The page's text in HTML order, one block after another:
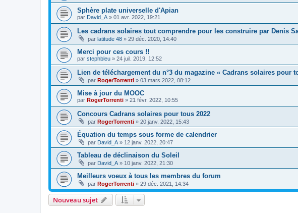
Sphère plate universelle d'Apian
par David_A » 01 avr. 2022, 19:21
Les cadrans solaires tout comprendre pour les construire par Denis
par latitude 48 » 29 déc. 2020, 14:40
Merci pour ces cours !!
par stephbleu » 24 juil. 2019, 12:52
Lien de téléchargement du n°3 du magazine « Cadrans solaires pour
par RogerTorrenti » 03 mars 2022, 08:12
Mise à jour du MOOC
par RogerTorrenti » 21 févr. 2022, 10:55
Concours Cadrans solaires pour tous 2022
par RogerTorrenti » 20 janv. 2022, 15:43
Équation du temps sous forme de calendrier
par David_A » 12 janv. 2022, 20:47
Tableau de déclinaison du Soleil
par David_A » 10 janv. 2022, 21:30
Meilleurs voeux à tous les membres du forum
par RogerTorrenti » 29 déc. 2021, 14:34
Nouveau sujet